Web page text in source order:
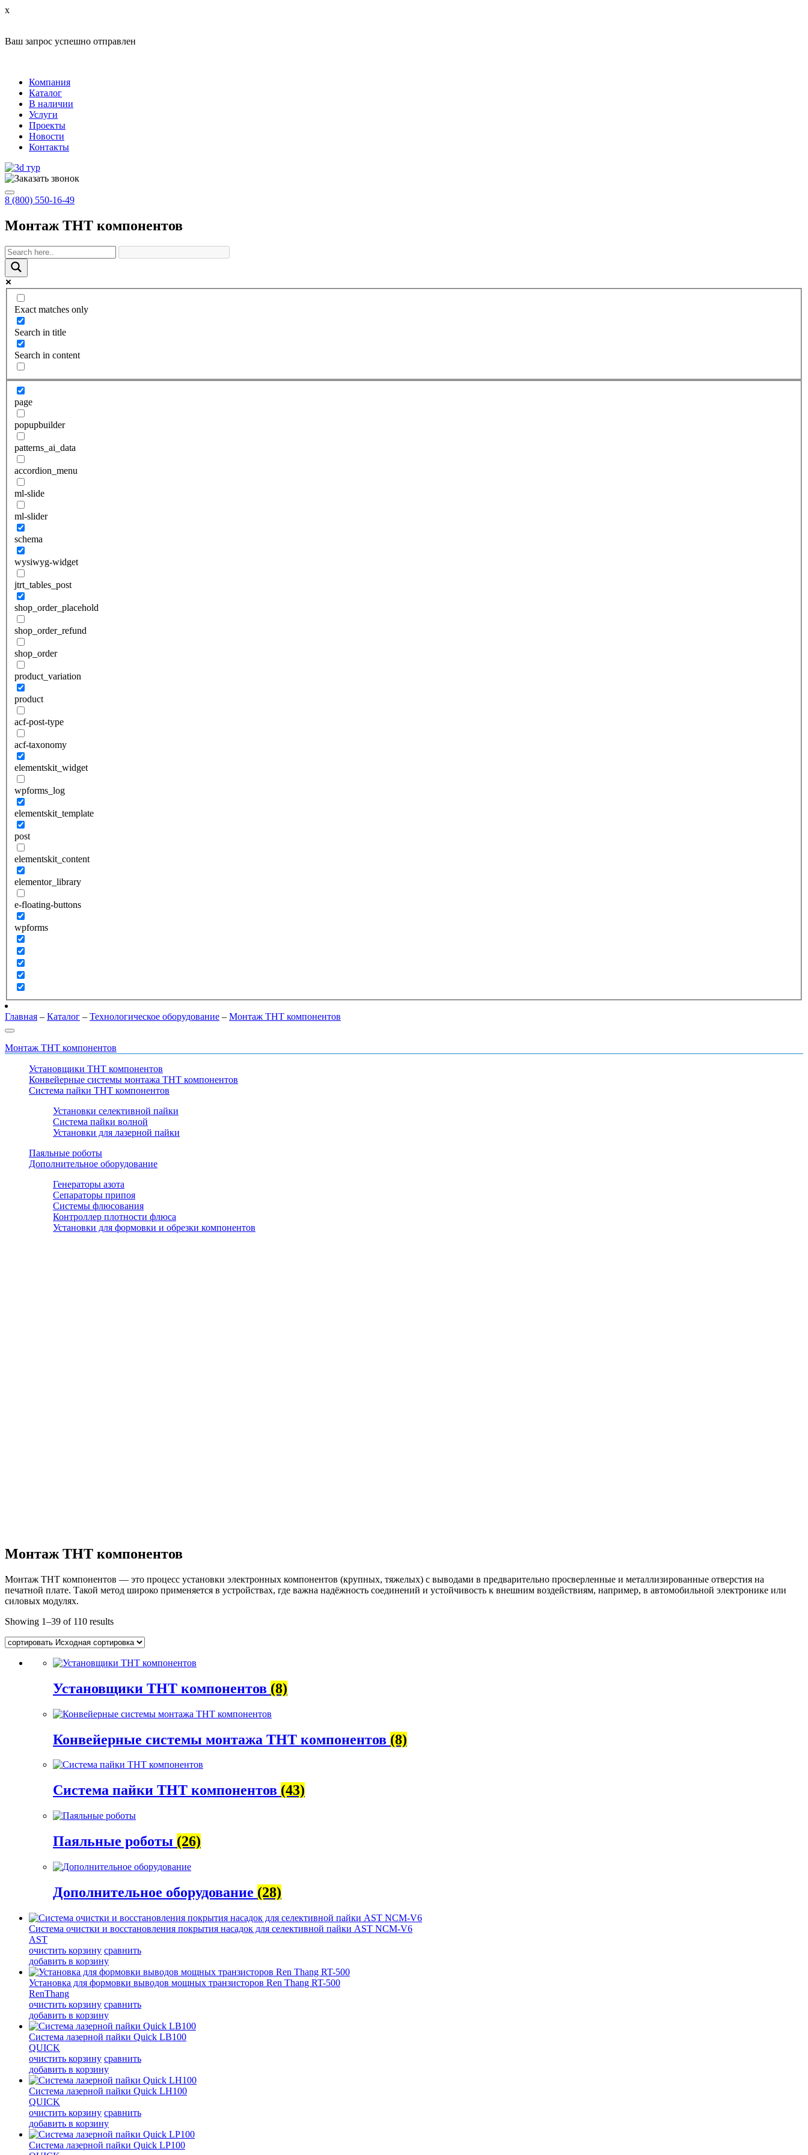
x
Ваш запрос успешно отправлен
Компания
Каталог
В наличии
Услуги
Проекты
Новости
Контакты
8 (800) 550-16-49
Монтаж THT компонентов
Exact matches only
Search in title
Search in content
page
popupbuilder
patterns_ai_data
accordion_menu
ml-slide
ml-slider
schema
wysiwyg-widget
jtrt_tables_post
shop_order_placehold
shop_order_refund
shop_order
product_variation
product
acf-post-type
acf-taxonomy
elementskit_widget
wpforms_log
elementskit_template
post
elementskit_content
elementor_library
e-floating-buttons
wpforms
Главная – Каталог – Технологическое оборудование – Монтаж THT компонентов
Монтаж THT компонентов
Установщики THT компонентов
Конвейерные системы монтажа THT компонентов
Система пайки THT компонентов
Установки селективной пайки
Система пайки волной
Установки для лазерной пайки
Паяльные роботы
Дополнительное оборудование
Генераторы азота
Сепараторы припоя
Системы флюсования
Контроллер плотности флюса
Установки для формовки и обрезки компонентов
Монтаж THT компонентов
Монтаж THT компонентов — это процесс установки электронных компонентов (крупных, тяжелых) с выводами в предварительно просверленные и металлизированные отверстия на
печатной плате. Такой метод широко применяется в устройствах, где важна надёжность соединений и устойчивость к внешним воздействиям, например, в автомобильной электронике или
силовых модулях.
Showing 1–39 of 110 results
Установщики THT компонентов (8)
Конвейерные системы монтажа THT компонентов (8)
Система пайки THT компонентов (43)
Паяльные роботы (26)
Дополнительное оборудование (28)
Система очистки и восстановления покрытия насадок для селективной пайки AST NCM-V6
AST
очистить корзину сравнить
добавить в корзину
Установка для формовки выводов мощных транзисторов Ren Thang RT-500
RenThang
очистить корзину сравнить
добавить в корзину
Система лазерной пайки Quick LB100
QUICK
очистить корзину сравнить
добавить в корзину
Система лазерной пайки Quick LH100
QUICK
очистить корзину сравнить
добавить в корзину
Система лазерной пайки Quick LP100